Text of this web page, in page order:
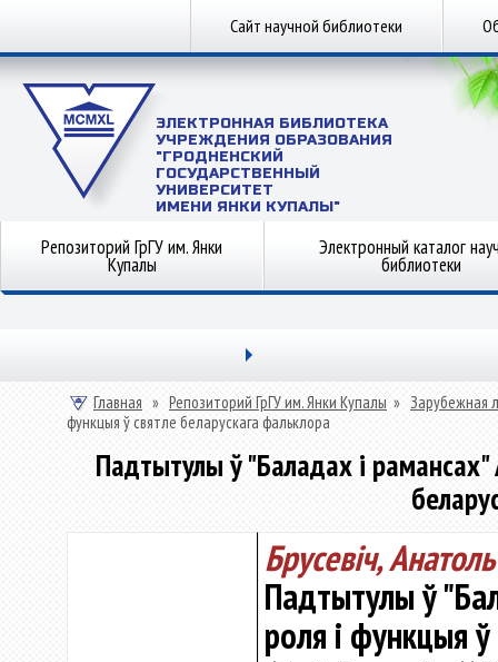
Сайт научной библиотеки
ЭЛЕКТРОННАЯ БИБЛИОТЕКА
УЧРЕЖДЕНИЯ ОБРАЗОВАНИЯ
"ГРОДНЕНСКИЙ
ГОСУДАРСТВЕННЫЙ
УНИВЕРСИТЕТ
ИМЕНИ ЯНКИ КУПАЛЫ"
Репозиторий ГрГУ им. Янки
Купалы
Электронный каталог
библиотеки
Главная » Репозиторий ГрГУ им. Янки Купалы » Зарубежная
функцыя ў святле беларускага фальклора
Падтытулы ў "Баладах і рамансах"
Брусевіч,
Падтытулы ў
роля і функцыя